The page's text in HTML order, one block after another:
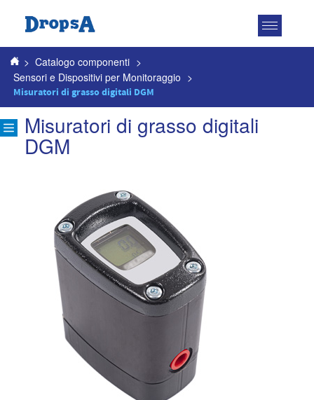
Attiva
> Catalogo componenti >
Sensori e Dispositivi per Monitoraggio >
Misuratori di grasso digitali DGM
Misuratori di grasso digitali
DGM